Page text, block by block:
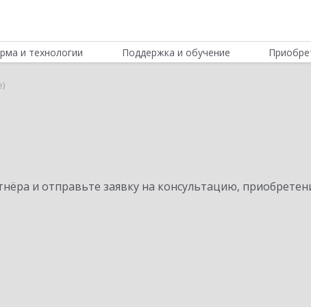
и технологии Поддержка и обучение
и отправьте заявку на консультацию,